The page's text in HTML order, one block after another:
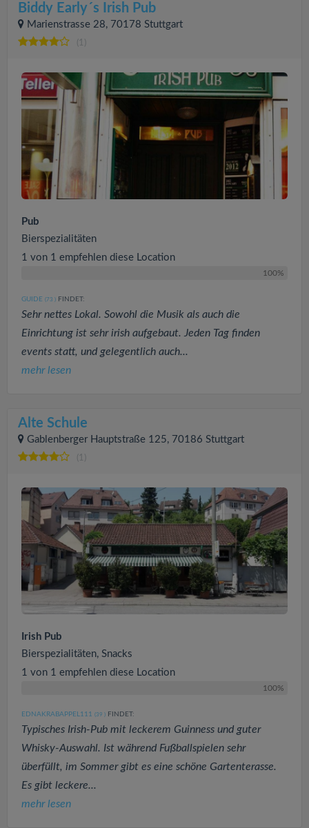
Biddy Early´s Irish Pub
Marienstrasse 28, 70178 Stuttgart
(1)
Pub
Bierspezialitäten
1 von 1 empfehlen diese Location
100%
GUIDE (73 ) FINDET:
Sehr nettes Lokal. Sowohl die Musik als auch die
Einrichtung ist sehr irish aufgebaut. Jeden Tag finden
events statt, und gelegentlich auch...
mehr lesen
Alte Schule
Gablenberger Hauptstraße 125, 70186 Stuttgart
(1)
Irish Pub
Bierspezialitäten, Snacks
1 von 1 empfehlen diese Location
100%
EDNAKRABAPPEL111 (39 ) FINDET:
Typisches Irish-Pub mit leckerem Guinness und guter
Whisky-Auswahl. Ist während Fußballspielen sehr
überfüllt, im Sommer gibt es eine schöne Gartenterasse.
Es gibt leckere...
mehr lesen